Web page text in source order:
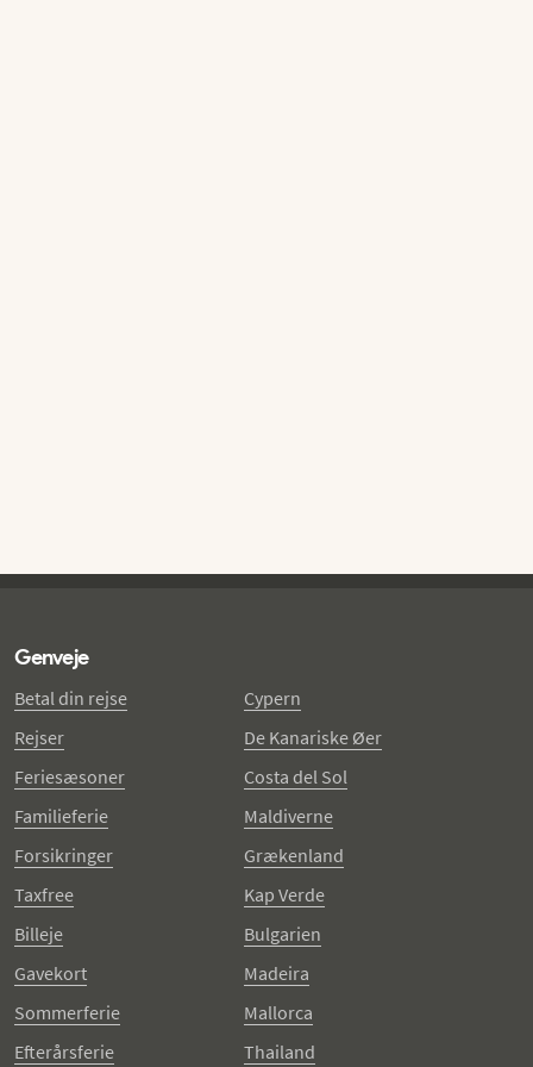
Genveje
Betal din rejse
Rejser
Feriesæsoner
Familieferie
Forsikringer
Taxfree
Billeje
Gavekort
Sommerferie
Efterårsferie
Cypern
De Kanariske Øer
Costa del Sol
Maldiverne
Grækenland
Kap Verde
Bulgarien
Madeira
Mallorca
Thailand